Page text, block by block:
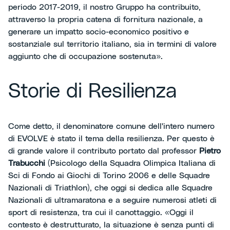
periodo 2017-2019, il nostro Gruppo ha contribuito,
attraverso la propria catena di fornitura nazionale, a
generare un impatto socio-economico positivo e
sostanziale sul territorio italiano, sia in termini di valore
aggiunto che di occupazione sostenuta».
Storie di Resilienza
Come detto, il denominatore comune dell'intero numero
di EVOLVE è stato il tema della resilienza. Per questo è
di grande valore il contributo portato dal professor Pietro
Trabucchi (Psicologo della Squadra Olimpica Italiana di
Sci di Fondo ai Giochi di Torino 2006 e delle Squadre
Nazionali di Triathlon), che oggi si dedica alle Squadre
Nazionali di ultramaratona e a seguire numerosi atleti di
sport di resistenza, tra cui il canottaggio. «Oggi il
contesto è destrutturato, la situazione è senza punti di